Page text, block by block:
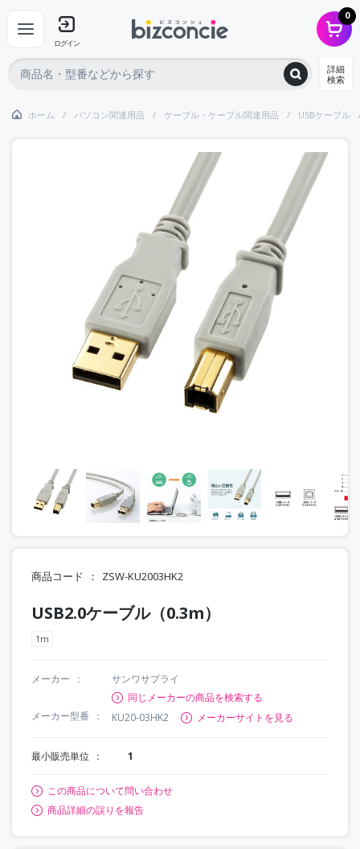
ログイン
0
詳細
検索
ホーム パソコン関連用品 ケーブル・ケーブル関連用品 USBケーブル
商品コード ZSW-KU2003HK2
USB2.0ケーブル（0.3m）
1m
メーカー
サンワサプライ
同じメーカーの商品を検索する
メーカー型番
KU20-03HK2 メーカーサイトを見る
最小販売単位 1
この商品について問い合わせ
商品詳細の誤りを報告